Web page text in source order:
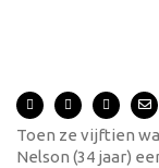
Toen ze vijftien
Nelson (34 jaar)